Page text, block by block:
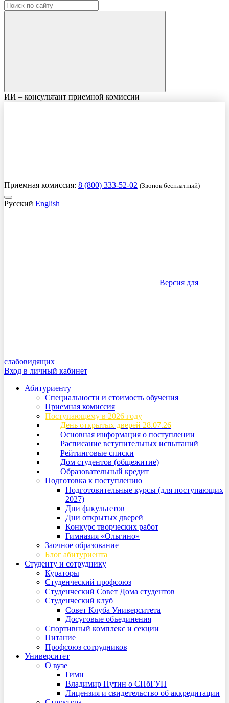
ИИ – консультант приемной комиссии
Приемная комиссия: 8 (800) 333-52-02 (Звонок бесплатный)
Русский English
Версия для
слабовидящих
Вход в личный кабинет
Абитуриенту
Специальности и стоимость обучения
Приемная комиссия
Поступающему в 2026 году
День открытых дверей 28.07.26
Основная информация о поступлении
Расписание вступительных испытаний
Рейтинговые списки
Дом студентов (общежитие)
Образовательный кредит
Подготовка к поступлению
Подготовительные курсы (для поступающих
2027)
Дни факультетов
Дни открытых дверей
Конкурс творческих работ
Гимназия «Ольгино»
Заочное образование
Блог абитуриента
Студенту и сотруднику
Кураторы
Студенческий профсоюз
Студенческий Совет Дома студентов
Студенческий клуб
Совет Клуба Университета
Досуговые объединения
Спортивный комплекс и секции
Питание
Профсоюз сотрудников
Университет
О вузе
Гимн
Владимир Путин о СПбГУП
Лицензия и свидетельство об аккредитации